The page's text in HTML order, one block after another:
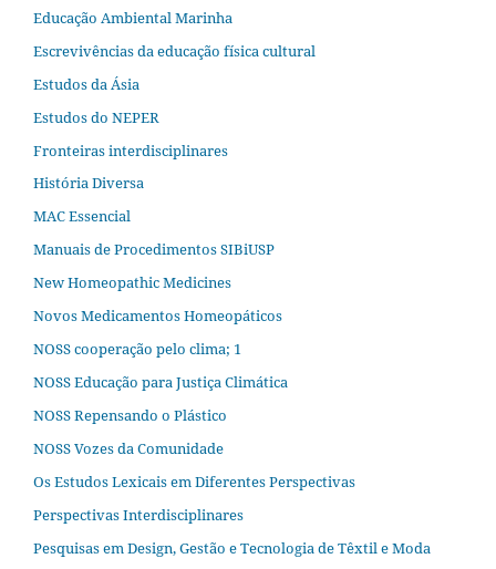
Educação Ambiental Marinha
Escrevivências da educação física cultural
Estudos da Ásia​
Estudos do NEPER
Fronteiras interdisciplinares
História Diversa
MAC Essencial
Manuais de Procedimentos SIBiUSP
New Homeopathic Medicines
Novos Medicamentos Homeopáticos
NOSS cooperação pelo clima; 1
NOSS Educação para Justiça Climática
NOSS Repensando o Plástico
NOSS Vozes da Comunidade
Os Estudos Lexicais em Diferentes Perspectivas
Perspectivas Interdisciplinares
Pesquisas em Design, Gestão e Tecnologia de Têxtil e Moda